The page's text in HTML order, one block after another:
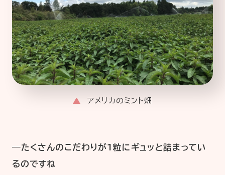
アメリカのミント畑
―たくさんのこだわりが1粒にギュッと詰まってい
るのですね